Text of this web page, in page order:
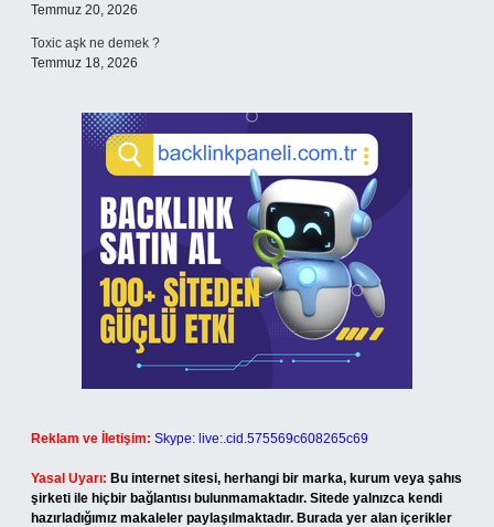
Temmuz 20, 2026
Toxic aşk ne demek ?
Temmuz 18, 2026
Reklam ve İletişim: Skype: live:.cid.575569c608265c69
Yasal Uyarı: Bu internet sitesi, herhangi bir marka, kurum veya şahıs
şirketi ile hiçbir bağlantısı bulunmamaktadır. Sitede yalnızca kendi
hazırladığımız makaleler paylaşılmaktadır. Burada yer alan içerikler